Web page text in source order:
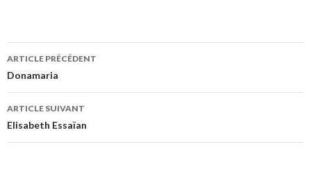
Navigation
des
articles
ARTICLE PRÉCÉDENT
Donamaria
ARTICLE SUIVANT
Elisabeth Essaïan